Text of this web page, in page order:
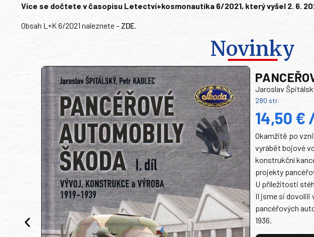
Více se dočtete v časopisu Letectví+kosmonautika 6/2021, který vyšel 2. 6.
Obsah L+K 6/2021 naleznete – ZDE
Novinky
Jaroslav
280 str.
14,50 €
Okamžitě po
vyrábět bojové
konstrukční
projekty
U příležitosti
II jsme si dovolili
pancéřových
1936.